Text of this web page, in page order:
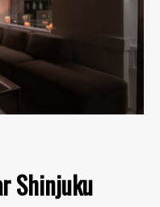
Shinjuku